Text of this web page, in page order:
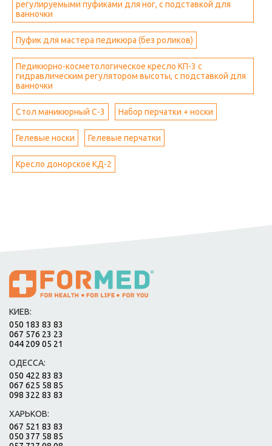
регулируемыми пуфиками для ног, с подставкой для
ванночки
Пуфик для мастера педикюра (без роликов)
Педикюрно-косметологическое кресло КП-3 с
гидравлическим регулятором высоты, с подставкой для
ванночки
Стол маникюрный С-3 Набор перчатки + носки
Гелевые носки Гелевые перчатки
Кресло донорское КД-2
КИЕВ:
050 183 83 83
067 576 23 23
044 209 05 21
ОДЕССА:
050 422 83 83
067 625 58 85
098 322 83 83
ХАРЬКОВ:
067 521 83 83
050 377 58 85